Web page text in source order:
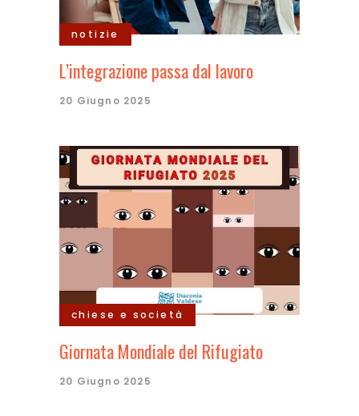
notizie
L’integrazione passa dal lavoro
20 Giugno 2025
chiese e società
Giornata Mondiale del Rifugiato
20 Giugno 2025